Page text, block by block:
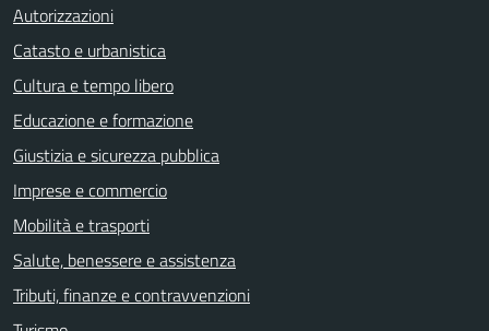
Autorizzazioni
Catasto e urbanistica
Cultura e tempo libero
Educazione e formazione
Giustizia e sicurezza pubblica
Imprese e commercio
Mobilità e trasporti
Salute, benessere e assistenza
Tributi, finanze e contravvenzioni